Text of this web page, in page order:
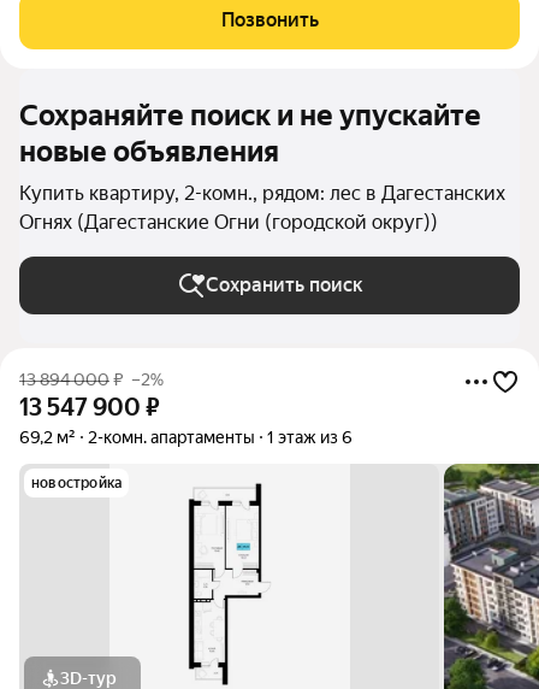
учитывают все потребности современных
Позвонить
Сохраняйте поиск и не упускайте
новые объявления
Купить квартиру, 2-комн., рядом: лес в Дагестанских
Огнях (Дагестанские Огни (городской округ))
Сохранить поиск
13 894 000₽ –2%
13 547 900 ₽
69,2 м² 2-комн. апартаменты 1 этаж из 6
новостройка
3D-тур